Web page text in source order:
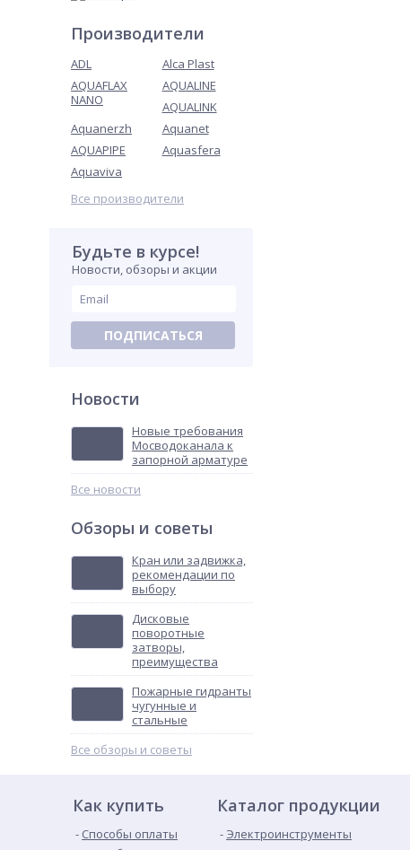
Производители
ADL
Alca Plast
AQUAFLAX
NANO
AQUALINE
AQUALINK
Aquanerzh
Aquanet
AQUAPIPE
Aquasfera
Aquaviva
Все производители
Будьте в курсе!
Новости, обзоры и акции
ПОДПИСАТЬСЯ
Новости
Новые требования
Мосводоканала к
запорной арматуре
Все новости
Обзоры и советы
Кран или задвижка,
рекомендации по
выбору
Дисковые
поворотные
затворы,
преимущества
Пожарные гидранты
чугунные и
стальные
Все обзоры и советы
Как купить
Способы оплаты
Каталог продукции
Электроинструменты